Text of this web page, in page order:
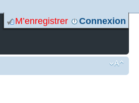
M’enregistrer Connexion